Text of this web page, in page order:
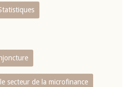
secteur de la microfinance